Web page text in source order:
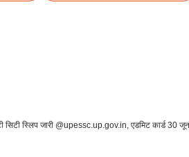
स्लिप जारी @upessc.up.gov.in, एडमिट कार्ड 30